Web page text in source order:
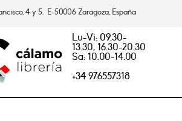
4 y 5. E-50006 Zaragoza, España
Lu-Vi: 09.30-
13.30, 16.30-20.30
Sa: 10.00-14.00
+34 976557318